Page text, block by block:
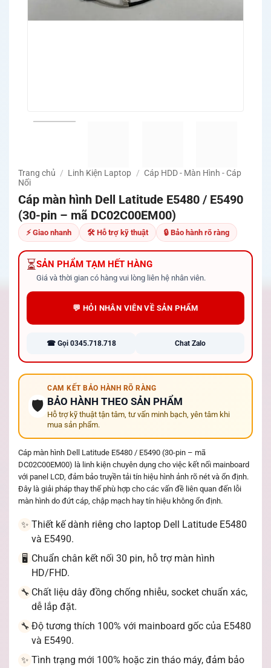
Trang chủ / Linh Kiện Laptop / Cáp HDD - Màn Hình - Cáp
Nối
Cáp màn hình Dell Latitude E5480 / E5490
(30-pin – mã DC02C00EM00)
⚡ Giao nhanh 🛠 Hỗ trợ kỹ thuật 🔒 Bảo hành rõ ràng
⏳SẢN PHẨM TẠM HẾT HÀNG
Giá và thời gian có hàng vui lòng liên hệ nhân viên.
💬 HỎI NHÂN VIÊN VỀ SẢN PHẨM
☎ Gọi 0345.718.718 Chat Zalo
🛡️
CAM KẾT BẢO HÀNH RÕ RÀNG
BẢO HÀNH THEO SẢN PHẨM
Hỗ trợ kỹ thuật tận tâm, tư vấn minh bạch, yên tâm khi
mua sản phẩm.
Cáp màn hình Dell Latitude E5480 / E5490 (30-pin – mã
DC02C00EM00) là linh kiện chuyên dụng cho việc kết nối mainboard
với panel LCD, đảm bảo truyền tải tín hiệu hình ảnh rõ nét và ổn định.
Đây là giải pháp thay thế phù hợp cho các vấn đề liên quan đến lỗi
màn hình do đứt cáp, chập mạch hay tín hiệu không ổn định.
✨ Thiết kế dành riêng cho laptop Dell Latitude E5480
và E5490.
🖥️ Chuẩn chân kết nối 30 pin, hỗ trợ màn hình
HD/FHD.
🔧 Chất liệu dây đồng chống nhiễu, socket chuẩn xác,
dễ lắp đặt.
🔧 Độ tương thích 100% với mainboard gốc của E5480
và E5490.
✨ Tình trạng mới 100% hoặc zin tháo máy, đảm bảo